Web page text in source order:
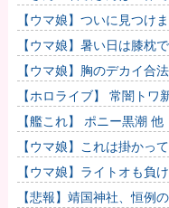
デモが自然発生した総理
【ウマ娘】ついに見つけ
与明細！！
【ウマ娘】暑い日は膝枕
くない場所だな」
【ウマ娘】胸のデカイ合
るわな
【ホロライブ】 常闇トワ
芸人みたいなリアクショ
【艦これ】 ポニー黒潮 他
【ウマ娘】これは掛かっ
いのですが…
【ウマ娘】ライトオも負
規概念ｗｗｗ
【悲報】靖国神社、恒例